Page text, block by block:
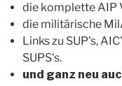
die komplette AIP
die militärische
Links zu SUP's,
SUPS's.
und ganz neu